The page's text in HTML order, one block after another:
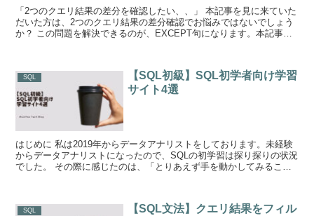
「2つのクエリ結果の差分を確認したい、、」 本記事を見に来ていた
だいた方は、2つのクエリ結果の差分確認でお悩みではないでしょう
か？ この問題を解決できるのが、EXCEPT句になります。本記事で
SQL
【SQL初級】SQL初学者向け学習
サイト4選
はじめに 私は2019年からデータアナリストをしております。未経験
からデータアナリストになったので、SQLの初学習は探り探りの状況
でした。 その際に感じたのは、「とりあえず手を動かしてみるこ
SQL
【SQL文法】クエリ結果をフィル